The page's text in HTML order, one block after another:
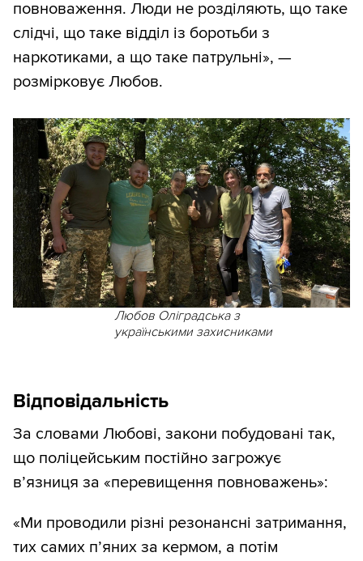
повноваження. Люди не розділяють, що таке
слідчі, що таке відділ із боротьби з
наркотиками, а що таке патрульні», —
розмірковує Любов.
Любов Оліградська з
українськими захисниками
Відповідальність
За словами Любові, закони побудовані так,
що поліцейським постійно загрожує
в’язниця за «перевищення повноважень»:
«Ми проводили різні резонансні затримання,
тих самих п’яних за кермом, а потім